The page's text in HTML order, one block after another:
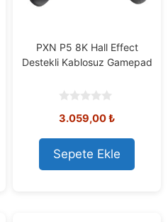
PXN P5 8K Hall Effect
Destekli Kablosuz Gamepad
o
t
o
f
5
3.059,00₺
Sepete Ekle